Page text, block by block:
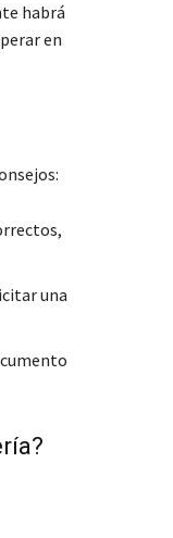
habrá
en
una